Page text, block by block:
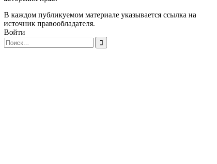
В каждом публикуемом материале указывается ссылка на
источник правообладателя.
Войти